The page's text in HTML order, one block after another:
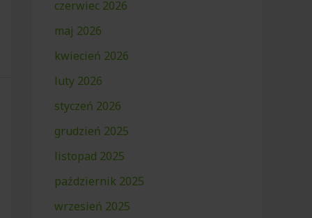
czerwiec 2026
maj 2026
kwiecień 2026
luty 2026
styczeń 2026
grudzień 2025
listopad 2025
październik 2025
wrzesień 2025